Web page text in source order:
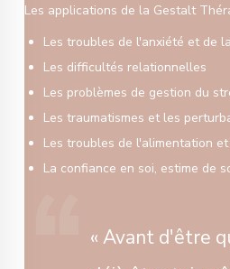
Les applications de la Gestalt
Les troubles de l'anxiété et de
Les difficultés relationnelles
Les problèmes de gestion du
Les traumatismes et les
Les troubles de l'alimentation
La confiance en soi, estime de
« Avant d'être